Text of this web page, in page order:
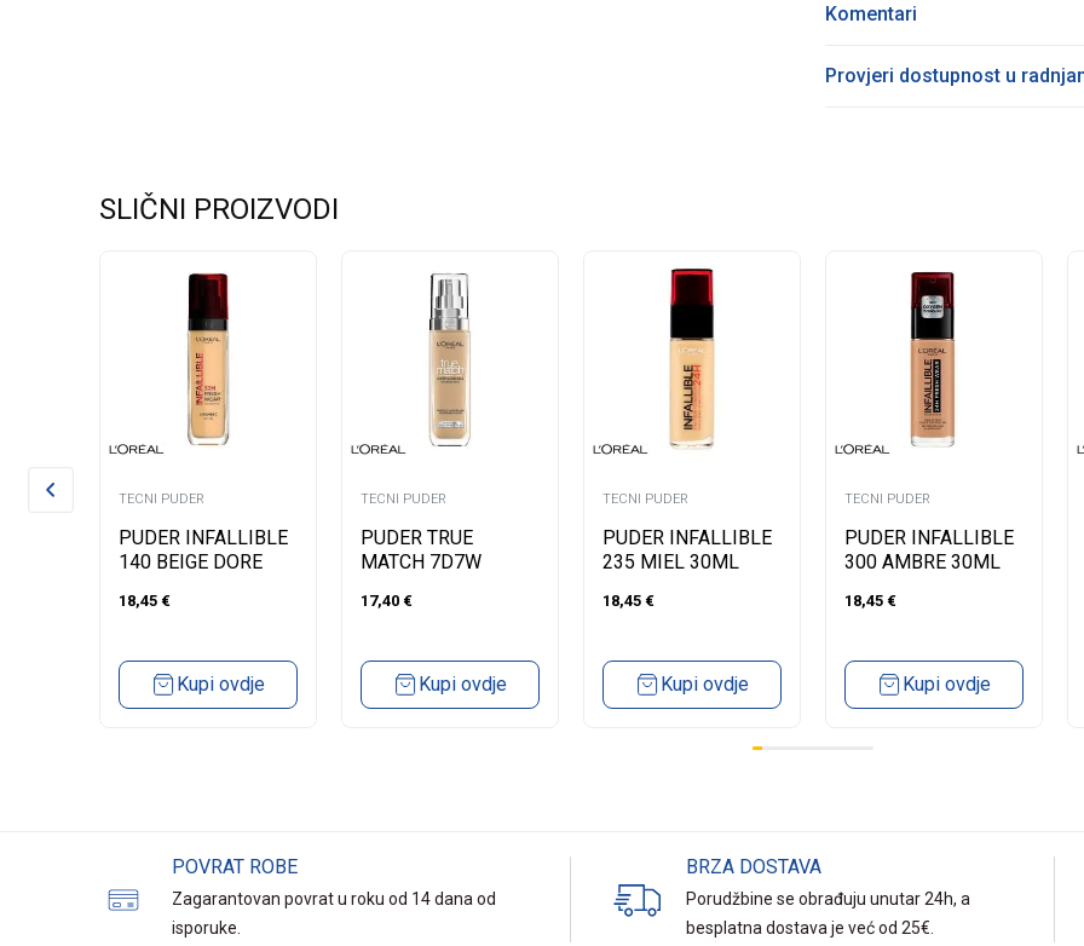
Komentari
Provjeri dostupnost u
SLIČNI PROIZVODI
TECNI PUDER
PUDER INFALLIBLE
140 BEIGE DORE
18,45 €
Kupi ovdje
TECNI PUDER
PUDER TRUE
MATCH 7D7W
17,40 €
Kupi ovdje
TECNI PUDER
PUDER INFALLIBLE
235 MIEL 30ML
18,45 €
Kupi ovdje
TECNI PUDER
PUDER INFALLIBLE
300 AMBRE 30ML
18,45 €
Kupi ovdje
POVRAT ROBE
Zagarantovan povrat u roku od 14 dana od
isporuke.
BRZA DOSTAVA
Porudžbine se obrađuju unutar 24h, a
besplatna dostava je već od 25€.